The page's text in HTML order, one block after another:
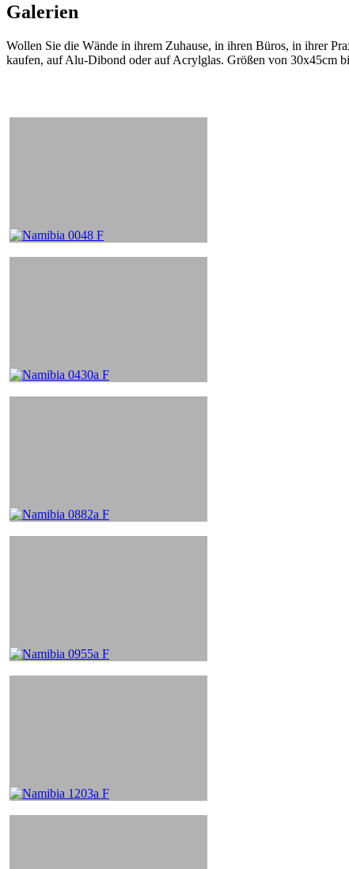
Galerien
Wollen Sie die Wände in ihrem Zuhause, in ihren Büros, in ihrer
kaufen, auf Alu-Dibond oder auf Acrylglas. Größen von 30x45cm